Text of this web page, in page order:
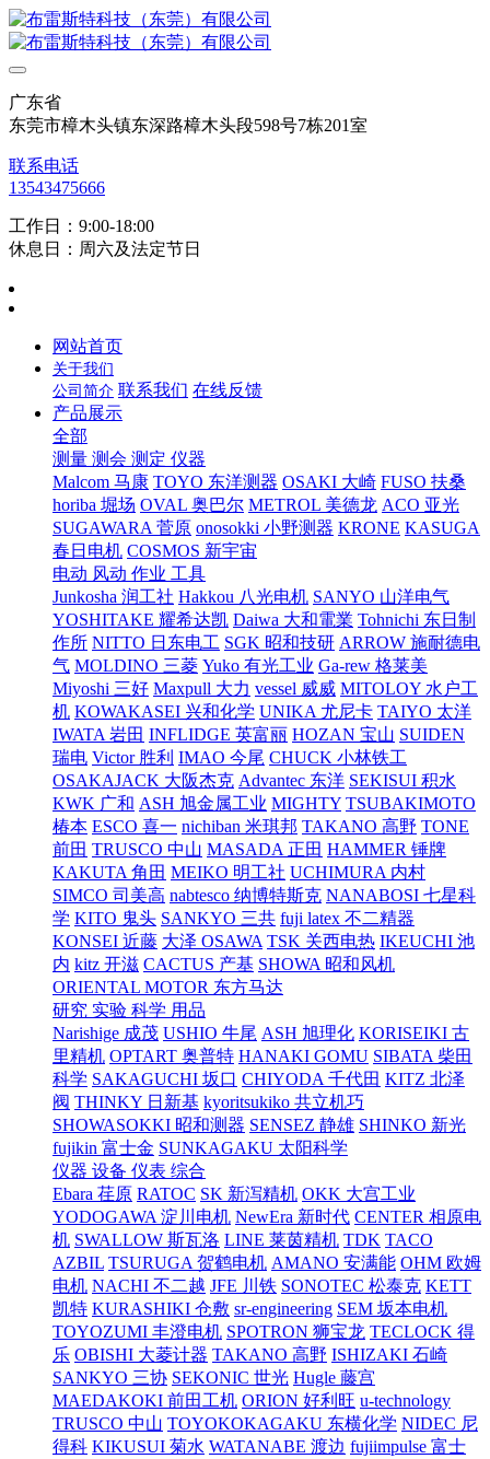
广东省
东莞市樟木头镇东深路樟木头段598号7栋201室
联系电话
13543475666
工作日：9:00-18:00
休息日：周六及法定节日
网站首页
关于我们
公司简介 联系我们 在线反馈
产品展示
全部
测量 测会 测定 仪器
Malcom 马康 TOYO 东洋测器 OSAKI 大崎 FUSO 扶桑
horiba 堀场 OVAL 奥巴尔 METROL 美德龙 ACO 亚光
SUGAWARA 菅原 onosokki 小野测器 KRONE KASUGA
春日电机 COSMOS 新宇宙
电动 风动 作业 工具
Junkosha 润工社 Hakkou 八光电机 SANYO 山洋电气
YOSHITAKE 耀希达凯 Daiwa 大和電業 Tohnichi 东日制
作所 NITTO 日东电工 SGK 昭和技研 ARROW 施耐德电
气 MOLDINO 三菱 Yuko 有光工业 Ga-rew 格莱美
Miyoshi 三好 Maxpull 大力 vessel 威威 MITOLOY 水户工
机 KOWAKASEI 兴和化学 UNIKA 尤尼卡 TAIYO 太洋
IWATA 岩田 INFLIDGE 英富丽 HOZAN 宝山 SUIDEN
瑞电 Victor 胜利 IMAO 今尾 CHUCK 小林铁工
OSAKAJACK 大阪杰克 Advantec 东洋 SEKISUI 积水
KWK 广和 ASH 旭金属工业 MIGHTY TSUBAKIMOTO
椿本 ESCO 喜一 nichiban 米琪邦 TAKANO 高野 TONE
前田 TRUSCO 中山 MASADA 正田 HAMMER 锤牌
KAKUTA 角田 MEIKO 明工社 UCHIMURA 内村
SIMCO 司美高 nabtesco 纳博特斯克 NANABOSI 七星科
学 KITO 鬼头 SANKYO 三共 fuji latex 不二精器
KONSEI 近藤 大泽 OSAWA TSK 关西电热 IKEUCHI 池
内 kitz 开滋 CACTUS 产基 SHOWA 昭和风机
ORIENTAL MOTOR 东方马达
研究 实验 科学 用品
Narishige 成茂 USHIO 牛尾 ASH 旭理化 KORISEIKI 古
里精机 OPTART 奥普特 HANAKI GOMU SIBATA 柴田
科学 SAKAGUCHI 坂口 CHIYODA 千代田 KITZ 北泽
阀 THINKY 日新基 kyoritsukiko 共立机巧
SHOWASOKKI 昭和测器 SENSEZ 静雄 SHINKO 新光
fujikin 富士金 SUNKAGAKU 太阳科学
仪器 设备 仪表 综合
Ebara 荏原 RATOC SK 新泻精机 OKK 大宫工业
YODOGAWA 淀川电机 NewEra 新时代 CENTER 相原电
机 SWALLOW 斯瓦洛 LINE 莱茵精机 TDK TACO
AZBIL TSURUGA 贺鹤电机 AMANO 安满能 OHM 欧姆
电机 NACHI 不二越 JFE 川铁 SONOTEC 松泰克 KETT
凯特 KURASHIKI 仓敷 sr-engineering SEM 坂本电机
TOYOZUMI 丰澄电机 SPOTRON 狮宝龙 TECLOCK 得
乐 OBISHI 大菱计器 TAKANO 高野 ISHIZAKI 石崎
SANKYO 三协 SEKONIC 世光 Hugle 藤宫
MAEDAKOKI 前田工机 ORION 好利旺 u-technology
TRUSCO 中山 TOYOKOKAGAKU 东横化学 NIDEC 尼
得科 KIKUSUI 菊水 WATANABE 渡边 fujiimpulse 富士